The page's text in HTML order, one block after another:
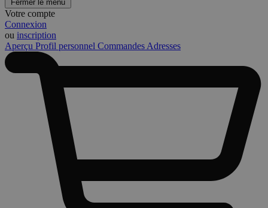
Fermer le menu
Votre compte
Connexion
ou inscription
Aperçu Profil personnel Commandes Adresses